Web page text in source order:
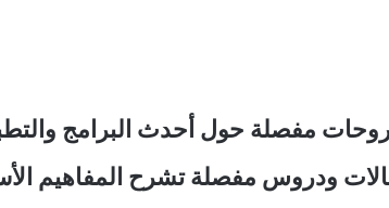
مفصلة حول أحدث البرامج
ودروس مفصلة تشرح المفاهيم